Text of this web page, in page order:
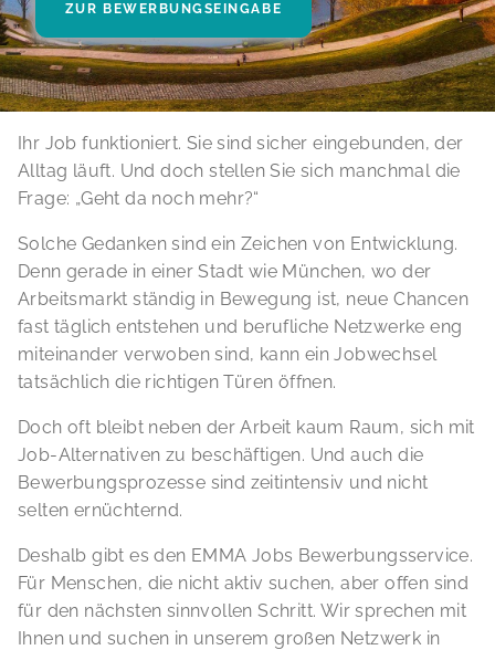
ZUR BEWERBUNGSEINGABE
Ihr Job funktioniert. Sie sind sicher eingebunden, der
Alltag läuft. Und doch stellen Sie sich manchmal die
Frage: „Geht da noch mehr?“
Solche Gedanken sind ein Zeichen von Entwicklung.
Denn gerade in einer Stadt wie München, wo der
Arbeitsmarkt ständig in Bewegung ist, neue Chancen
fast täglich entstehen und berufliche Netzwerke eng
miteinander verwoben sind, kann ein Jobwechsel
tatsächlich die richtigen Türen öffnen.
Doch oft bleibt neben der Arbeit kaum Raum, sich mit
Job-Alternativen zu beschäftigen. Und auch die
Bewerbungsprozesse sind zeitintensiv und nicht
selten ernüchternd.
Deshalb gibt es den EMMA Jobs Bewerbungsservice.
Für Menschen, die nicht aktiv suchen, aber offen sind
für den nächsten sinnvollen Schritt. Wir sprechen mit
Ihnen und suchen in unserem großen Netzwerk in